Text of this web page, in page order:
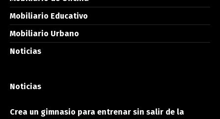
Mobiliario Educativo
Mobiliario Urbano
Noticias
Noticias
Crea un gimnasio para entrenar sin salir de la